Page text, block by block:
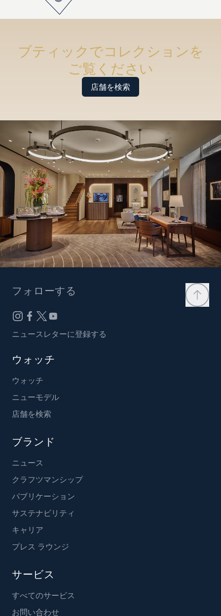
ブティックでコレクションを
ご覧ください
店舗を検索
フォローする
ニュースレターに登録する
ウォッチ
ウォッチ
ニューモデル
店舗を検索
ブランド
ニュース
クラフツマンシップ
パブリケーション
サステナビリティ
キャリア
プレス ラウンジ
サービス
すべてのサービス
お問い合わせ